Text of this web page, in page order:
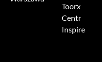
Toorx
Centr
Inspire